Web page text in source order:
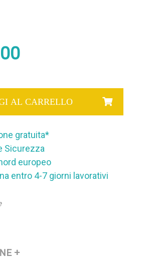
AL CARRELLO
gratuita*
Sicurezza
europeo
entro 4-7 giorni lavorativi
+